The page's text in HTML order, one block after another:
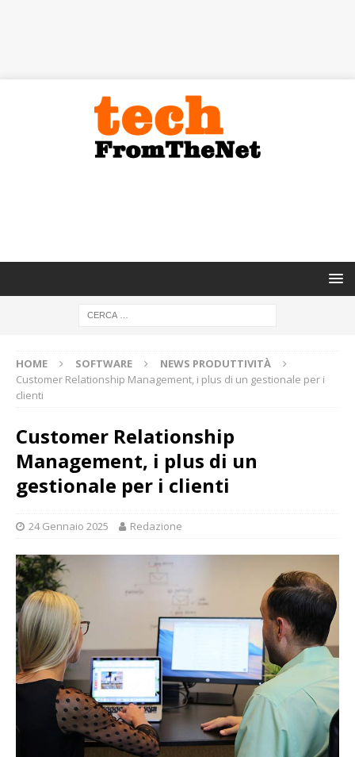
HOME SOFTWARE
NEWS PRODUTTIVITÀ
Customer Relationship Management, i plus di un gestionale per i
clienti
Customer Relationship
Management, i plus di un
gestionale per i clienti
24 Gennaio 2025 Redazione